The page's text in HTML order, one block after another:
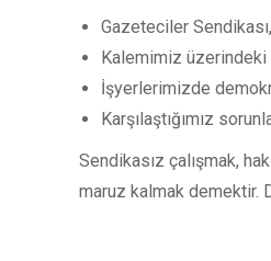
Gazeteciler
Kalemimiz üzerindeki
İşyerlerimizde
Karşılaştığımız
Sendikasız çalışmak,
maruz kalmak demektir.